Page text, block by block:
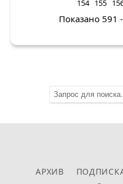
154 155
Показано 591
АРХИВ